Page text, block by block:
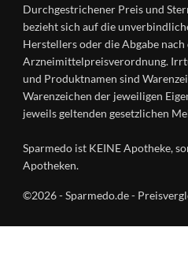
Gesundheitsmagazin
Durchgestrichener Preis und
bezieht sich auf die
Herstellers oder die Abgabe nach
Arzneimittelpreisverordnung.
und Produktnamen sind
Warenzeichen der jeweiligen
jeweils geltenden gesetzlichen
Sparmedo ist KEINE Apotheke,
Apotheken.
©2026 - Sparmedo.de -